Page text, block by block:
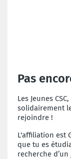
Pas
Les Jeunes
solidairement
rejoindre !
L'affiliation est
que tu es
recherche d’un